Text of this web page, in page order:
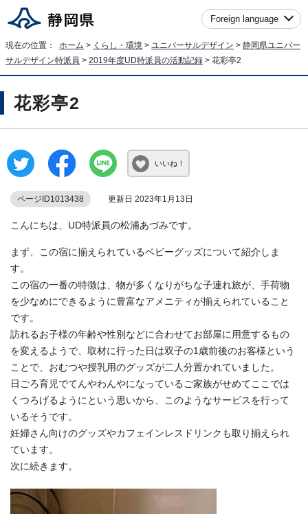
Foreign language
現在の位置： ホーム > くらし・環境 > ユニバーサルデザイン > 静岡県ユニバー
サルデザイン特派員 > 2019年度UD特派員の活動記録 > 花彩亭2
花彩亭2
いいね！
ページID1013438 更新日 2023年1月13日
こんにちは、UD特派員の松浦あづみです。
まず、この宿に揃えられているベビーグッズについて紹介しま
す。
この宿の一番の特徴は、物が多くなりがちな子連れ旅が、手荷物
を少なめにできるように豊富なアメニティが揃えられていること
です。
訪れるお子様の年齢や性別などに合わせてお部屋に用意するもの
を変えるようで、取材に行った日は双子の1歳前後のお客様という
ことで、おむつや授乳用のグッズが二人分置かれていました。
日ごろ育児でてんやわんやになっているご家族がせめてここでは
くつろげるようにという思いから、このようなサービスを行って
いるそうです。
妊婦さん向けのグッズやカフェインレスドリンクも取り揃えられ
ています。
次に続きます。